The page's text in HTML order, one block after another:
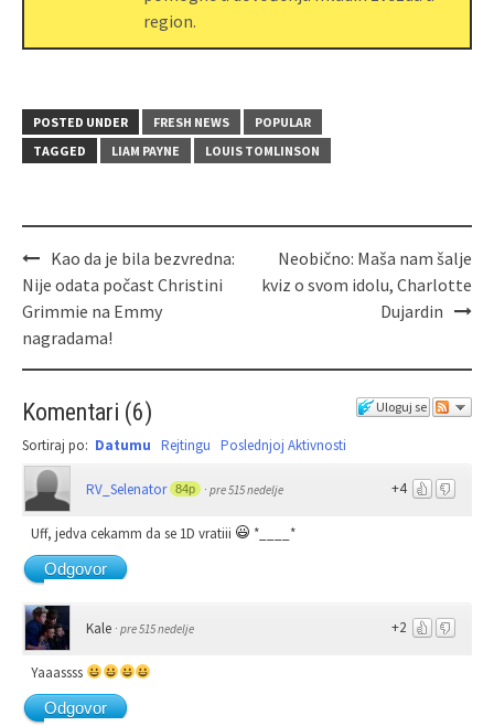
region.
POSTED UNDER FRESH NEWS
POPULAR
TAGGED
LIAM PAYNE LOUIS TOMLINSON
Kao da je bila bezvredna:
Nije odata počast Christini
Grimmie na Emmy
nagradama!
Neobično: Maša nam šalje
kviz o svom idolu, Charlotte
Dujardin
Uloguj se
Komentari (6)
Sortiraj po: Datumu Rejtingu Poslednjoj Aktivnosti
+4
RV_Selenator 84p · pre 515 nedelje
Uff, jedva cekamm da se 1D vratiii
*____*
Odgovor
+2
Kale · pre 515 nedelje
Yaaassss
Odgovor